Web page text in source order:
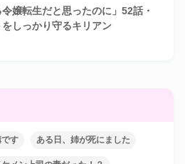
令嬢転生だと思ったのに」52話・
しっかり守るキリアン
す ある日、姉が死にました